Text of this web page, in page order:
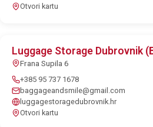
Otvori kartu
Luggage Storage Dubrovnik
Frana Supila 6
+385 95 737 1678
baggageandsmile@gmail.com
luggagestoragedubrovnik.hr
Otvori kartu